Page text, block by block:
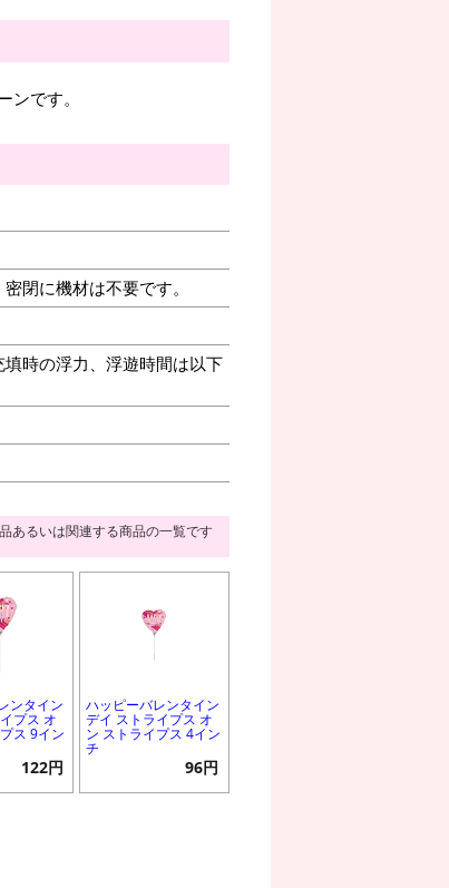
です。
閉に機材は不要です。
時の浮力、浮遊時間は以下
あるいは関連する商品の一覧です
ンタイン
プス オ
ス 9イン
122円
ハッピーバレンタイン
デイ ストライプス オ
ン ストライプス 4イン
チ
96円